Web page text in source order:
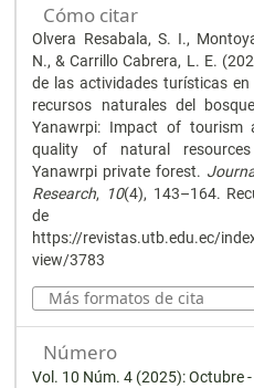
Cómo citar
Olvera Resabala, S. I.,
N., & Carrillo Cabrera, L. E.
de las actividades turísticas
recursos naturales del
Yanawrpi: Impact of tourism
quality of natural
Yanawrpi private forest.
Research, 10(4), 143–164.
de
https://revistas.utb.edu.ec/
view/3783
Más formatos de cita
Número
Vol. 10 Núm. 4 (2025): Octubre